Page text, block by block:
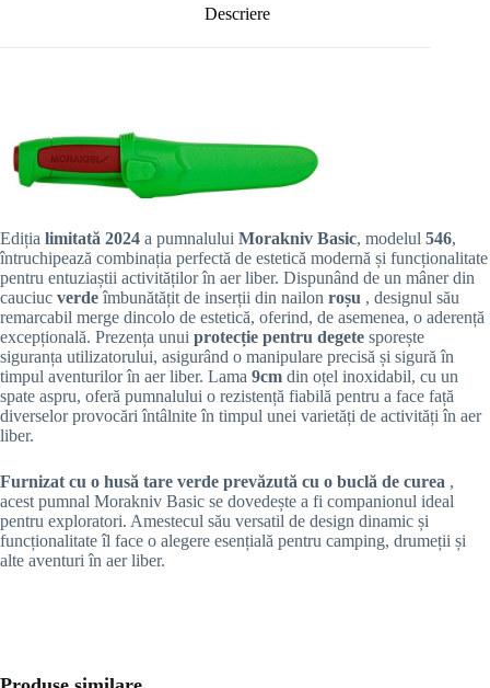
Descriere
Ediția limitată 2024 a pumnalului Morakniv Basic, modelul 546,
întruchipează combinația perfectă de estetică modernă și funcționalitate
pentru entuziaștii activităților în aer liber. Dispunând de un mâner din
cauciuc verdeîmbunătățit de inserții din nailon roșu , designul său
remarcabil merge dincolo de estetică, oferind, de asemenea, o aderență
excepțională. Prezența unui protecție pentru degete sporește
siguranța utilizatorului, asigurând o manipulare precisă și sigură în
timpul aventurilor în aer liber. Lama 9cm din oțel inoxidabil, cu un
spate aspru, oferă pumnalului o rezistență fiabilă pentru a face față
diverselor provocări întâlnite în timpul unei varietăți de activități în aer
liber.
Furnizat cu o husă tare verde prevăzută cu o buclă de curea ,
acest pumnal Morakniv Basic se dovedește a fi companionul ideal
pentru exploratori. Amestecul său versatil de design dinamic și
funcționalitate îl face o alegere esențială pentru camping, drumeții și
alte aventuri în aer liber.